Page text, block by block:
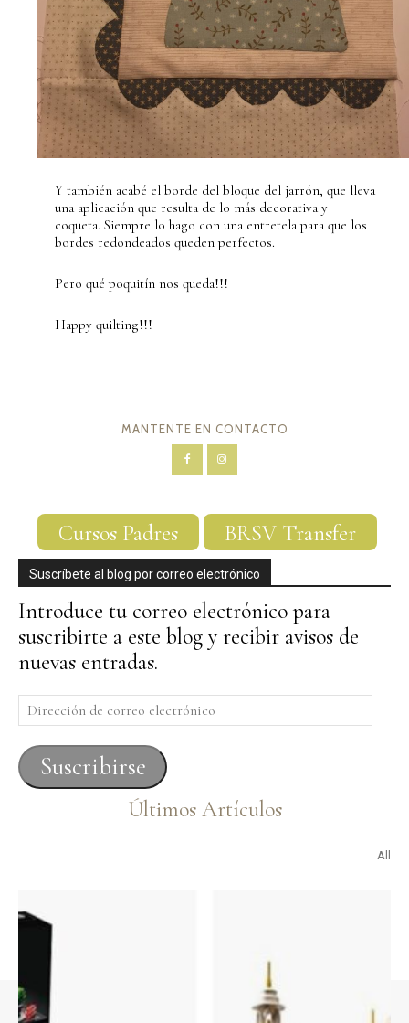
Y también acabé el borde del bloque del jarrón, que lleva
una aplicación que resulta de lo más decorativa y
coqueta. Siempre lo hago con una entretela para que los
bordes redondeados queden perfectos.
Pero qué poquitín nos queda!!!
Happy quilting!!!
MANTENTE EN CONTACTO
Cursos Padres BRSV Transfer
Suscríbete al blog por correo electrónico
Introduce tu correo electrónico para
suscribirte a este blog y recibir avisos de
nuevas entradas.
Dirección
de
correo
electrónico
Suscribirse
Últimos Artículos
All